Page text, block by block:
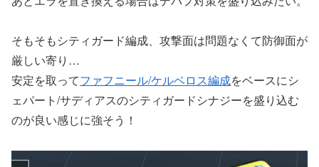
そもそもシティガード編成、攻撃面は問題なくて防御面が
厳しい寄り…
安定を取ってファフニール/ケルベロス編成をベースにシ
ェパート/サディアスのシティガードシナジーを盛り込む
のが良い感じに強そう！